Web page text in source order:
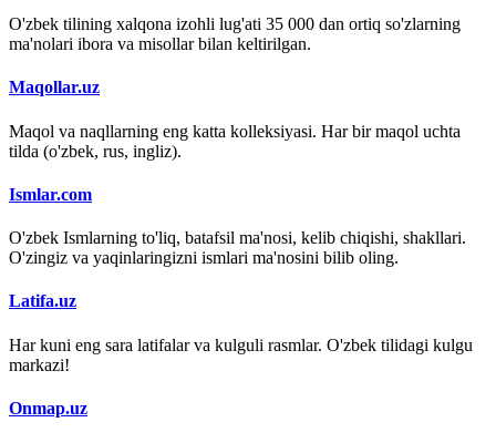
O'zbek tilining xalqona izohli lug'ati 35 000 dan ortiq so'zlarning
ma'nolari ibora va misollar bilan keltirilgan.
Maqollar.uz
Maqol va naqllarning eng katta kolleksiyasi. Har bir maqol uchta
tilda (o'zbek, rus, ingliz).
Ismlar.com
O'zbek Ismlarning to'liq, batafsil ma'nosi, kelib chiqishi, shakllari.
O'zingiz va yaqinlaringizni ismlari ma'nosini bilib oling.
Latifa.uz
Har kuni eng sara latifalar va kulguli rasmlar. O'zbek tilidagi kulgu
markazi!
Onmap.uz